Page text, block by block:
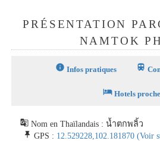
PRÉSENTATION
NAMTOK
info Infos pratiques train
hotel Hotels
g_translate Nom en Thaïlandais : น้ำตกพลิ้ว
push_pin GPS : 12.529228,102.181870 (Voir